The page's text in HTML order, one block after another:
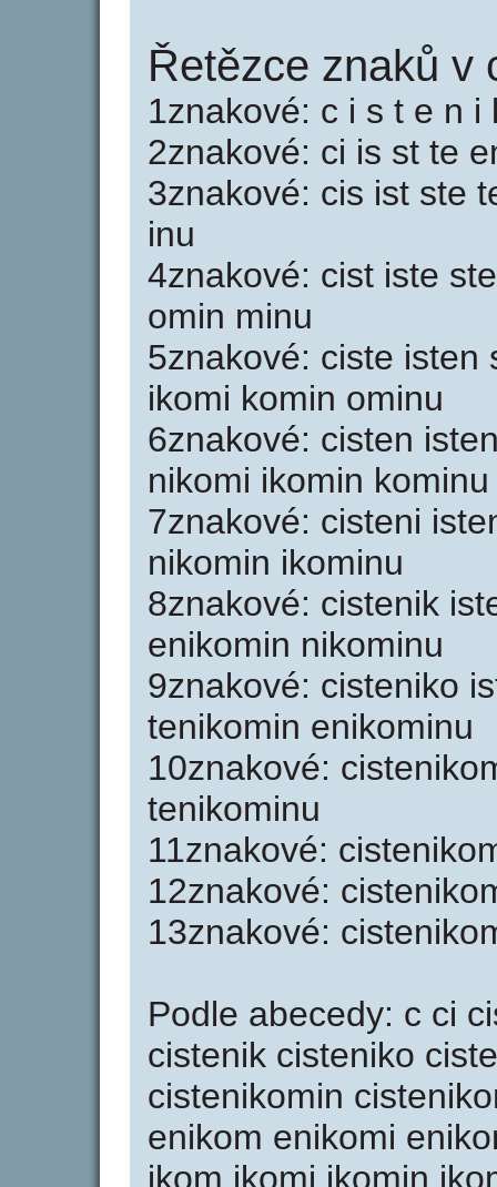
Řetězce znaků v
1znakové: c i s t e n i
2znakové: ci is st te
3znakové: cis ist ste
inu
4znakové: cist iste
omin minu
5znakové: ciste isten
ikomi komin ominu
6znakové: cisten
nikomi ikomin kominu
7znakové: cisteni
nikomin ikominu
8znakové: cistenik
enikomin nikominu
9znakové: cisteniko
tenikomin enikominu
10znakové:
tenikominu
11znakové:
12znakové:
13znakové:
Podle abecedy: c ci
cistenik cisteniko
cistenikomin
enikom enikomi
ikom ikomi ikomin